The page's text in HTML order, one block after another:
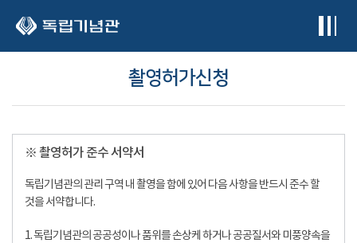
촬영허가신청
※ 촬영허가 준수 서약서
독립기념관의 관리 구역 내 촬영을 함에 있어 다음 사항을 반드시 준수 할
것을 서약합니다.
1. 독립기념관의 공공성이나 품위를 손상케 하거나 공공질서와 미풍양속을